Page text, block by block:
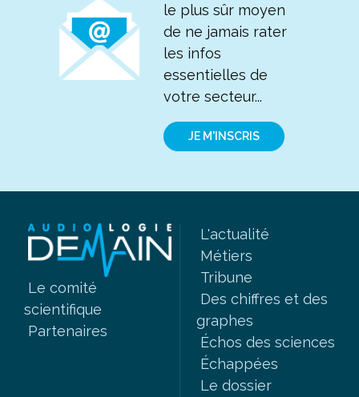
le plus sûr moyen
de ne jamais rater
les infos
essentielles de
votre secteur...
JE M'INSCRIS
Le comité
scientifique
Partenaires
L'actualité
Métiers
Tribune
Des chiffres et des
graphes
Échos des sciences
Échappées
Le dossier